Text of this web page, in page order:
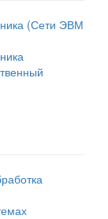
(Сети ЭВМ